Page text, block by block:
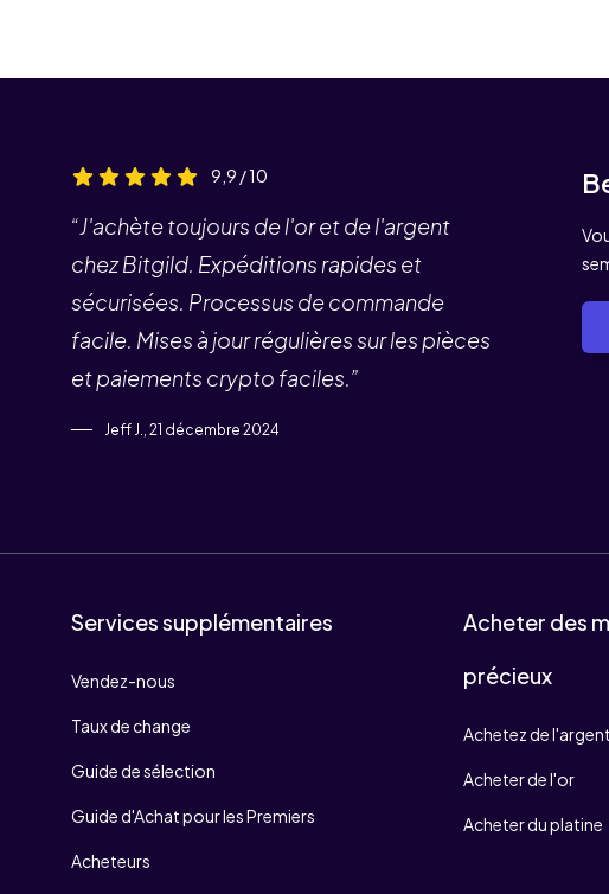
9,9 / 10
“J'achète toujours de l'or et de l'argent
chez Bitgild. Expéditions rapides et
sécurisées. Processus de commande
facile. Mises à jour régulières sur les pièces
et paiements crypto faciles.”
Jeff J., 21 décembre 2024
Services supplémentaires
Vendez-nous
Taux de change
Guide de sélection
Guide d'Achat pour les Premiers
Acheteurs
Acheter des
précieux
Achetez de l'argent
Acheter de l'or
Acheter du platine